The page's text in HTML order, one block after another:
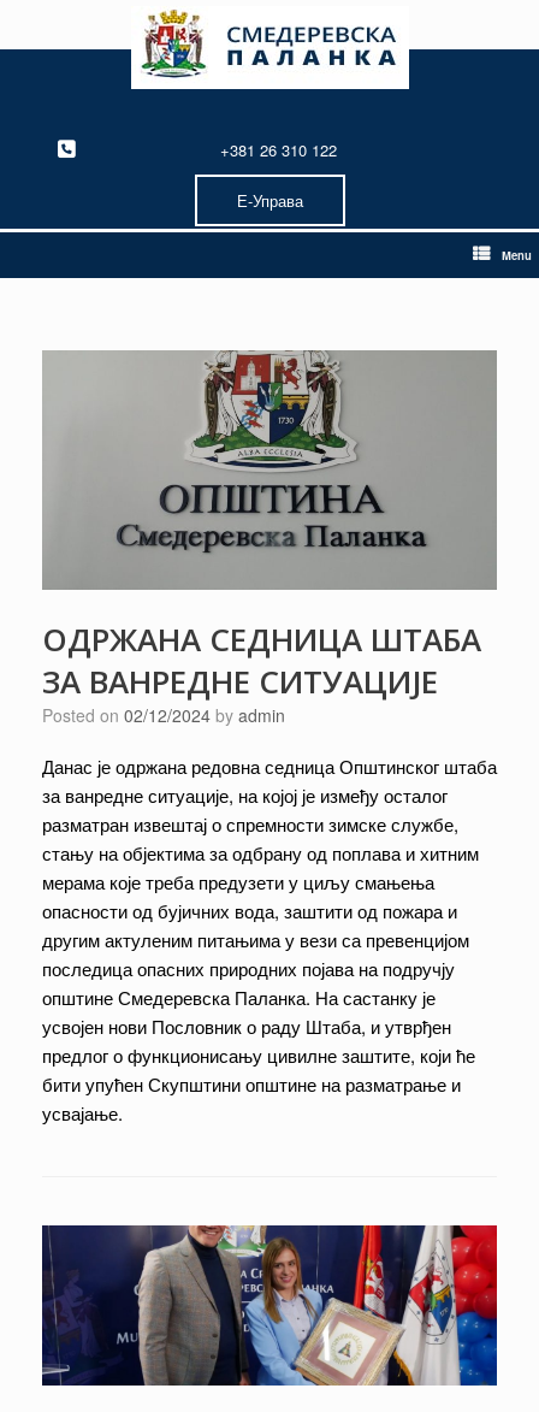
content
+381 26 310 122
Е-Управа
Menu
ОДРЖАНА СЕДНИЦА ШТАБА
ЗА ВАНРЕДНЕ СИТУАЦИЈЕ
Posted on 02/12/2024 by admin
Данас је одржана редовна седница Општинског штаба
за ванредне ситуације, на којој је између осталог
разматран извештај о спремности зимске службе,
стању на објектима за одбрану од поплава и хитним
мерама које треба предузети у циљу смањења
опасности од бујичних вода, заштити од пожара и
другим актуленим питањима у вези са превенцијом
последица опасних природних појава на подручју
општине Смедеревска Паланка. На састанку је
усвојен нови Пословник о раду Штаба, и утврђен
предлог о функционисању цивилне заштите, који ће
бити упућен Скупштини општине на разматрање и
усвајање.